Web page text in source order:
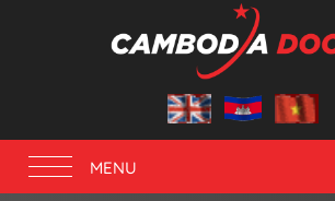
Toggle
navigation
MENU